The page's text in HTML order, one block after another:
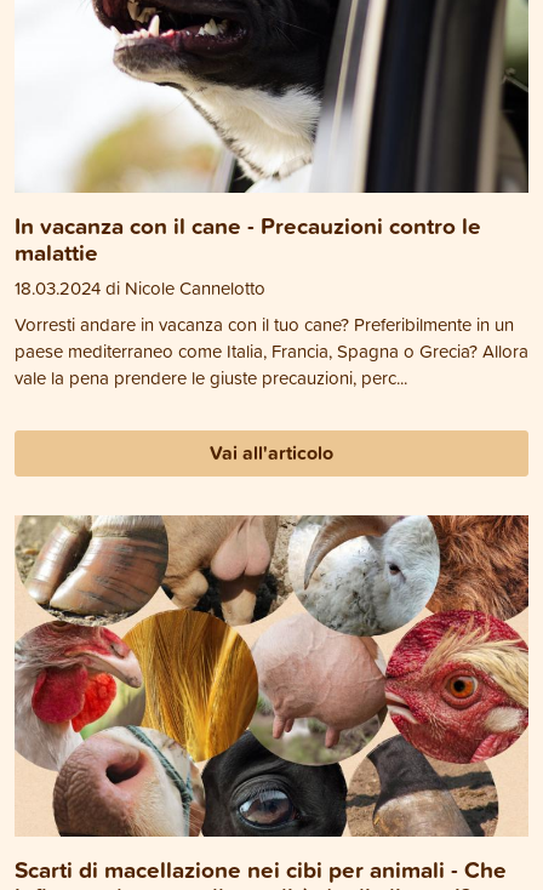
In vacanza con il cane - Precauzioni contro le
malattie
18.03.2024 di Nicole Cannelotto
Vorresti andare in vacanza con il tuo cane? Preferibilmente in un
paese mediterraneo come Italia, Francia, Spagna o Grecia? Allora
vale la pena prendere le giuste precauzioni, perc...
Vai all'articolo
Scarti di macellazione nei cibi per animali - Che